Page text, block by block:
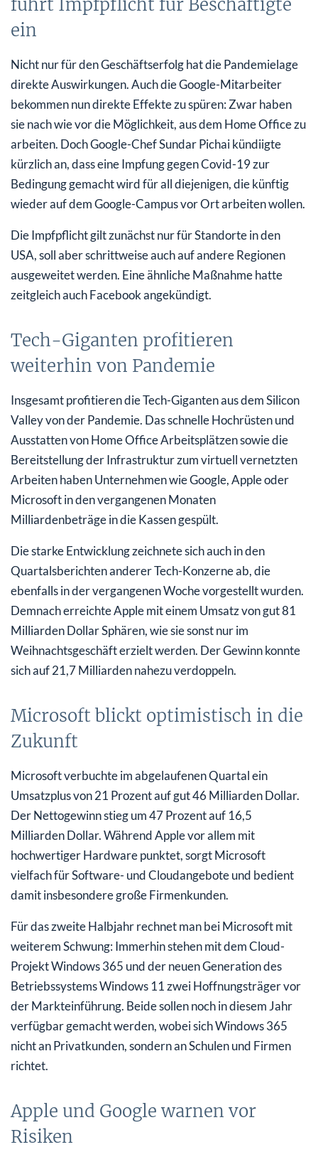
führt Impfpflicht für Beschäftigte
ein
Nicht nur für den Geschäftserfolg hat die Pandemielage
direkte Auswirkungen. Auch die Google-Mitarbeiter
bekommen nun direkte Effekte zu spüren: Zwar haben
sie nach wie vor die Möglichkeit, aus dem Home Office zu
arbeiten. Doch Google-Chef Sundar Pichai kündiigte
kürzlich an, dass eine Impfung gegen Covid-19 zur
Bedingung gemacht wird für all diejenigen, die künftig
wieder auf dem Google-Campus vor Ort arbeiten wollen.
Die Impfpflicht gilt zunächst nur für Standorte in den
USA, soll aber schrittweise auch auf andere Regionen
ausgeweitet werden. Eine ähnliche Maßnahme hatte
zeitgleich auch Facebook angekündigt.
Tech-Giganten profitieren
weiterhin von Pandemie
Insgesamt profitieren die Tech-Giganten aus dem Silicon
Valley von der Pandemie. Das schnelle Hochrüsten und
Ausstatten von Home Office Arbeitsplätzen sowie die
Bereitstellung der Infrastruktur zum virtuell vernetzten
Arbeiten haben Unternehmen wie Google, Apple oder
Microsoft in den vergangenen Monaten
Milliardenbeträge in die Kassen gespült.
Die starke Entwicklung zeichnete sich auch in den
Quartalsberichten anderer Tech-Konzerne ab, die
ebenfalls in der vergangenen Woche vorgestellt wurden.
Demnach erreichte Apple mit einem Umsatz von gut 81
Milliarden Dollar Sphären, wie sie sonst nur im
Weihnachtsgeschäft erzielt werden. Der Gewinn konnte
sich auf 21,7 Milliarden nahezu verdoppeln.
Microsoft blickt optimistisch in die
Zukunft
Microsoft verbuchte im abgelaufenen Quartal ein
Umsatzplus von 21 Prozent auf gut 46 Milliarden Dollar.
Der Nettogewinn stieg um 47 Prozent auf 16,5
Milliarden Dollar. Während Apple vor allem mit
hochwertiger Hardware punktet, sorgt Microsoft
vielfach für Software- und Cloudangebote und bedient
damit insbesondere große Firmenkunden.
Für das zweite Halbjahr rechnet man bei Microsoft mit
weiterem Schwung: Immerhin stehen mit dem Cloud-
Projekt Windows 365 und der neuen Generation des
Betriebssystems Windows 11 zwei Hoffnungsträger vor
der Markteinführung. Beide sollen noch in diesem Jahr
verfügbar gemacht werden, wobei sich Windows 365
nicht an Privatkunden, sondern an Schulen und Firmen
richtet.
Apple und Google warnen vor
Risiken